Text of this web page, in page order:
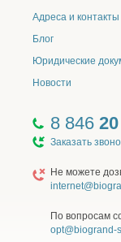
Адреса и контакты
Блог
Юридические
Новости
8 846
Заказать
Не можете
По вопросам
opt@biogrand-